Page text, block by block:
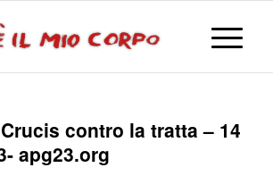
contro la tratta – 14
apg23.org